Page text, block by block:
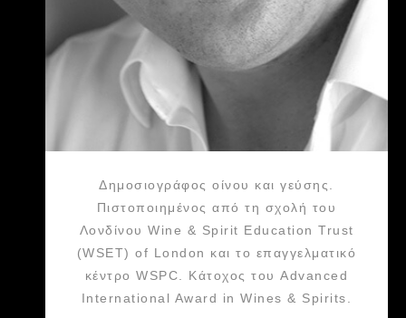
Δημοσιογράφος οίνου και γεύσης.
Πιστοποιημένος από τη σχολή του
Λονδίνου Wine & Spirit Education Trust
(WSET) of London και το επαγγελματικό
κέντρο WSPC. Κάτοχος του Advanced
International Award in Wines & Spirits.